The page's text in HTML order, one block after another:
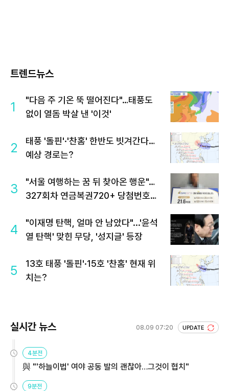
트렌드뉴스
1
"다음 주 기온 뚝 떨어진다"…태풍도
없이 열돔 박살 낸 '이것'
2
태풍 '돌핀'·'찬홈' 한반도 빗겨간다…
예상 경로는?
3
"서울 여행하는 꿈 뒤 찾아온 행운"…
327회차 연금복권720+ 당첨번호조
4
"이재명 탄핵, 얼마 안 남았다"...'윤석
열 탄핵' 맞힌 무당, '성지글' 등장
5
13호 태풍 '돌핀'·15호 '찬홈' 현재 위
치는?
실시간 뉴스 08.09 07:20 UPDATE
4분전
與 "'하늘이법' 여야 공동 발의 괜찮아…그것이 협치"
9분전